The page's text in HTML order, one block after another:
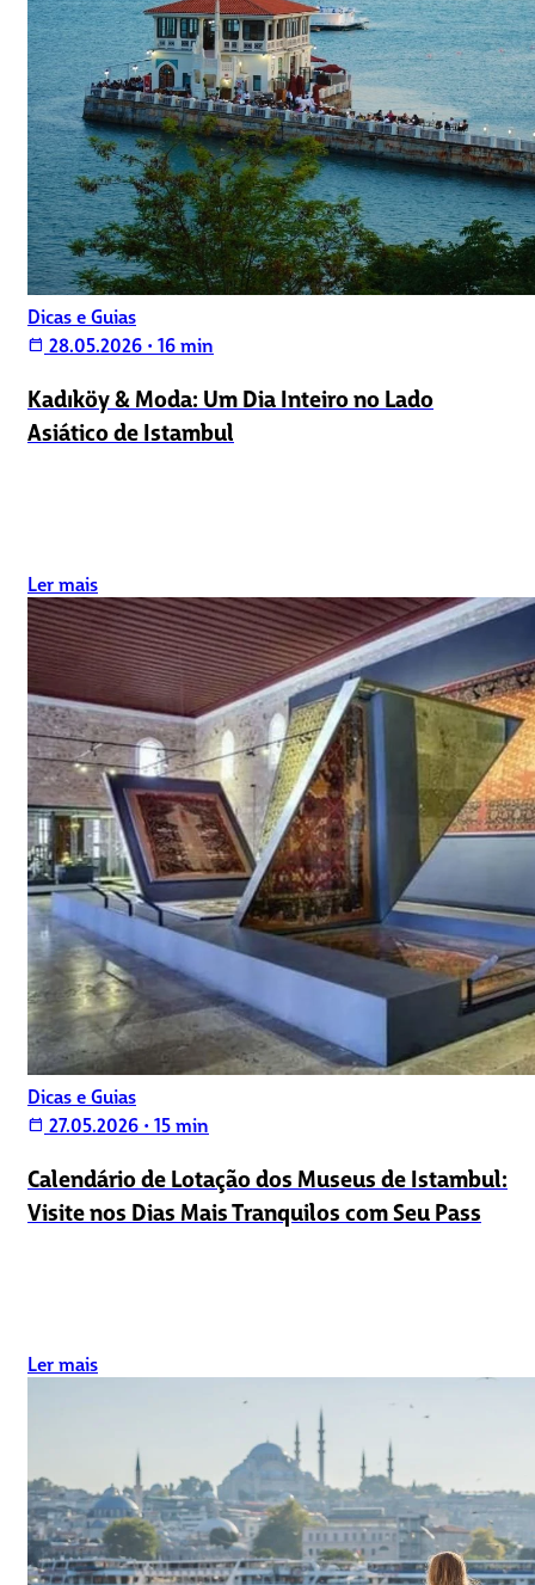
Dicas e Guias
calendar_today 28.05.2026 • 16 min
Kadıköy & Moda: Um Dia Inteiro no Lado
Asiático de Istambul
Ler mais
Dicas e Guias
calendar_today 27.05.2026 • 15 min
Calendário de Lotação dos Museus de Istambul:
Visite nos Dias Mais Tranquilos com Seu Pass
Ler mais